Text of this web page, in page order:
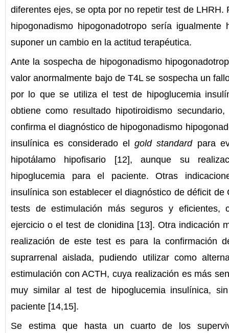
diferentes ejes, se opta por no repetir test de LHRH.
hipogonadismo hipogonadotropo sería igualmente
suponer un cambio en la actitud terapéutica.
Ante la sospecha de hipogonadismo
valor anormalmente bajo de T4L se sospecha un
por lo que se utiliza el test de hipoglucemia
obtiene como resultado hipotiroidismo
confirma el diagnóstico de hipogonadismo
insulínica es considerado elgold standardpara
hipotálamo hipofisario [12], aunque su
hipoglucemia para el paciente. Otras
insulínica son establecer el diagnóstico de déficit
tests de estimulación más seguros y
ejercicio o el test de clonidina [13]. Otra indicación
realización de este test es para la confirmación
suprarrenal aislada, pudiendo utilizar como
estimulación con ACTH, cuya realización es más
muy similar al test de hipoglucemia insulínica,
paciente [14,15].
Se estima que hasta un cuarto de los